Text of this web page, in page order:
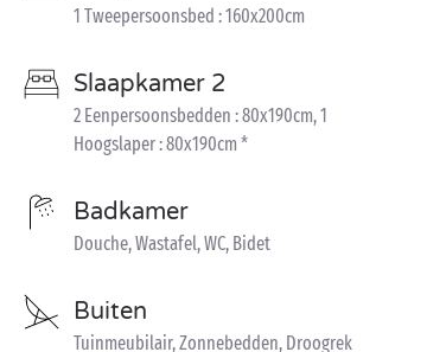
1 Tweepersoonsbed : 160x200cm
Slaapkamer 2
2 Eenpersoonsbedden : 80x190cm, 1
Hoogslaper : 80x190cm *
Badkamer
Douche, Wastafel, WC, Bidet
Buiten
Tuinmeubilair, Zonnebedden, Droogrek